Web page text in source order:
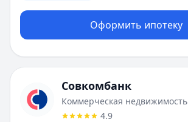
Оформить ипотеку
Совкомбанк
Коммерческая недвижимость
4.9